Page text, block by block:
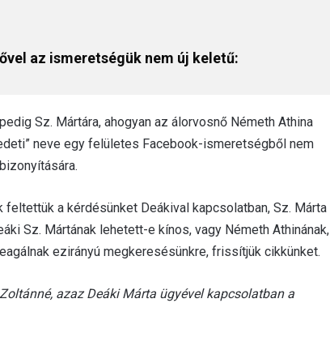
az ismeretségük nem új keletű:
Sz. Mártára, ahogyan az álorvosnő Németh Athina
neve egy felületes Facebook-ismeretségből nem
a kérdésünket Deákival kapcsolatban, Sz. Márta
Sz. Mártának lehetett-e kínos, vagy Németh Athinának,
ezirányú megkeresésünkre, frissítjük cikkünket.
azaz Deáki Márta ügyével kapcsolatban a